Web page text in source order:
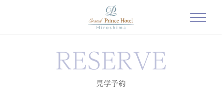
RESERVE
見学予約